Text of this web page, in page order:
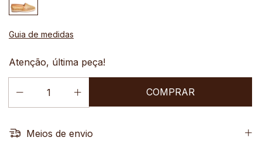
Guia de medidas
Atenção, última peça!
Meios de envio